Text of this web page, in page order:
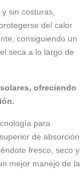
sin costuras,
del calor
consiguiendo un
seca a lo largo de
ofreciendo
para
de absorción
fresco, seco y
mejor manejo de la